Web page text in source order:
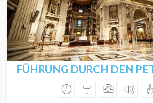
FÜHRUNG DURCH DEN